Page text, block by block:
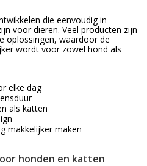
die eenvoudig in
voor dieren. Veel producten zijn
oplossingen, waardoor de
wordt voor zowel hond als
elke dag
als katten
makkelijker maken
honden en katten